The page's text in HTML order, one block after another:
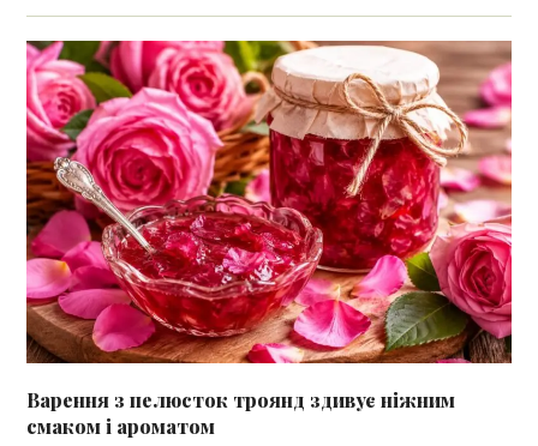
Варення з пелюсток троянд здивує ніжним
смаком і ароматом